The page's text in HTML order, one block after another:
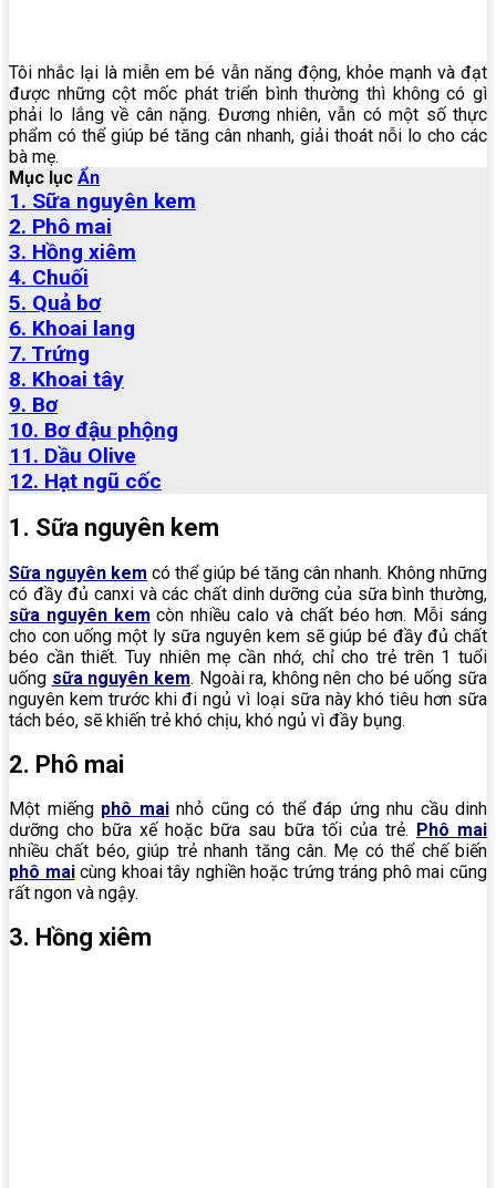
Tôi nhắc lại là miễn em bé vẫn năng động, khỏe mạnh và đạt
được những cột mốc phát triển bình thường thì không có gì
phải lo lắng về cân nặng. Đương nhiên, vẫn có một số thực
phẩm có thể giúp bé tăng cân nhanh, giải thoát nỗi lo cho các
bà mẹ.
Mục lục Ẩn
1. Sữa nguyên kem
2. Phô mai
3. Hồng xiêm
4. Chuối
5. Quả bơ
6. Khoai lang
7. Trứng
8. Khoai tây
9. Bơ
10. Bơ đậu phộng
11. Dầu Olive
12. Hạt ngũ cốc
1. Sữa nguyên kem
Sữa nguyên kem có thể giúp bé tăng cân nhanh. Không những
có đầy đủ canxi và các chất dinh dưỡng của sữa bình thường,
sữa nguyên kem còn nhiều calo và chất béo hơn. Mỗi sáng
cho con uống một ly sữa nguyên kem sẽ giúp bé đầy đủ chất
béo cần thiết. Tuy nhiên mẹ cần nhớ, chỉ cho trẻ trên 1 tuổi
uống sữa nguyên kem. Ngoài ra, không nên cho bé uống sữa
nguyên kem trước khi đi ngủ vì loại sữa này khó tiêu hơn sữa
tách béo, sẽ khiến trẻ khó chịu, khó ngủ vì đầy bụng.
2. Phô mai
Một miếng phô mainhỏ cũng có thể đáp ứng nhu cầu dinh
dưỡng cho bữa xế hoặc bữa sau bữa tối của trẻ. Phô mai
nhiều chất béo, giúp trẻ nhanh tăng cân. Mẹ có thể chế biến
phô maicùng khoai tây nghiền hoặc trứng tráng phô mai cũng
rất ngon và ngậy.
3. Hồng xiêm